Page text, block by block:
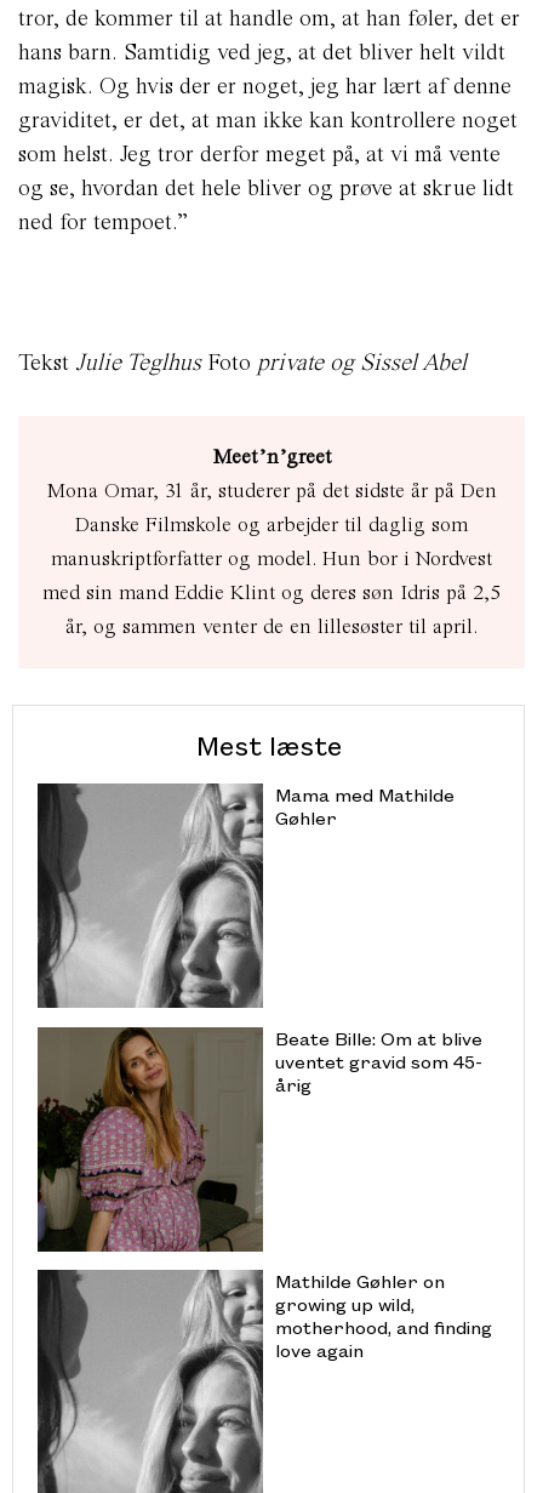
tror, de kommer til at handle om, at han føler, det er
hans barn. Samtidig ved jeg, at det bliver helt vildt
magisk. Og hvis der er noget, jeg har lært af denne
graviditet, er det, at man ikke kan kontrollere noget
som helst. Jeg tror derfor meget på, at vi må vente
og se, hvordan det hele bliver og prøve at skrue lidt
ned for tempoet.”
Tekst Julie TeglhusFoto private og Sissel Abel
Meet’n’greet
Mona Omar, 31 år, studerer på det sidste år på Den
Danske Filmskole og arbejder til daglig som
manuskriptforfatter og model. Hun bor i Nordvest
med sin mand Eddie Klint og deres søn Idris på 2,5
år, og sammen venter de en lillesøster til april.
Mest læste
Mama med Mathilde
Gøhler
Beate Bille: Om at blive
uventet gravid som 45-
årig
Mathilde Gøhler on
growing up wild,
motherhood, and finding
love again